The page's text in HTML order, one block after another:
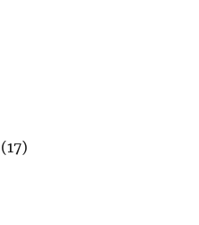
(17)